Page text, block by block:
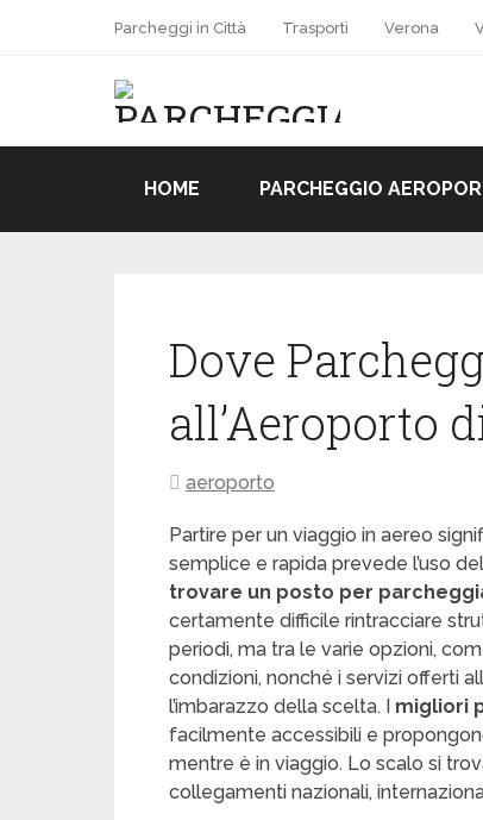
Parcheggi in Città Trasporti Verona
HOME PARCHEGGIO
Dove
all’Aeroporto
aeroporto
Partire per un viaggio in aereo
semplice e rapida prevede l’uso
trovare un posto per
certamente difficile rintracciare
periodi, ma tra le varie opzioni,
condizioni, nonché i servizi offerti
l’imbarazzo della scelta. I migliori
facilmente accessibili e
mentre è in viaggio. Lo scalo si
collegamenti nazionali,